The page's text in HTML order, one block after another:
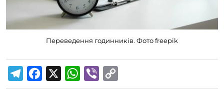
Переведення годинників. Фото freepik
e
a
W
h
i
o